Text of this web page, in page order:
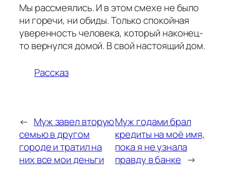
Мы рассмеялись. И в этом смехе не было
ни горечи, ни обиды. Только спокойная
уверенность человека, который наконец-
то вернулся домой. В свой настоящий дом.
Рассказ
← Муж завел вторую
семью в другом
городе и тратил на
них все мои деньги
Муж годами брал
кредиты на моё имя,
пока я не узнала
правду в банке →